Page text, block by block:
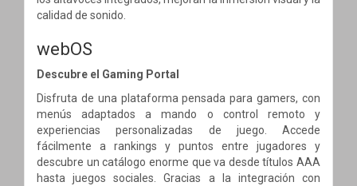
calidad de sonido.
webOS
Descubre el Gaming Portal
Disfruta de una plataforma pensada para gamers, con
menús adaptados a mando o control remoto y
experiencias personalizadas de juego. Accede
fácilmente a rankings y puntos entre jugadores y
descubre un catálogo enorme que va desde títulos AAA
hasta juegos sociales. Gracias a la integración con